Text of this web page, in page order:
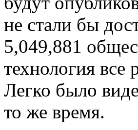
не стали бы
5,049,881
технология все
Легко было
то же время.